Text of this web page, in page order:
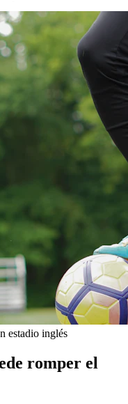
estadio inglés
romper el